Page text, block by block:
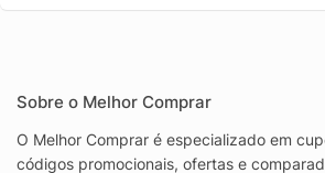
Sobre o Melhor Comprar
O Melhor Comprar é especializado em
códigos promocionais, ofertas e